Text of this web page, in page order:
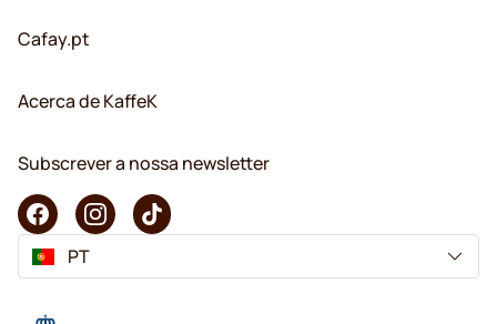
Cafay.pt
Acerca de KaffeK
Subscrever a nossa newsletter
PT